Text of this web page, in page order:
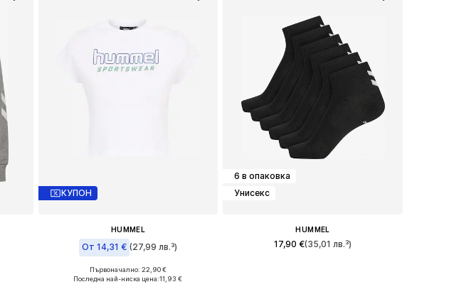
КУПОН
HUMMEL
От 14,31 € (27,99 лв.³)
Налични размери: S, M, L, XL
Първоначално: 22,90 €
Последна най-ниска цена:11,93 €
6 в опаковка
Унисекс
HUMMEL
17,90 €(35,01 лв.³)